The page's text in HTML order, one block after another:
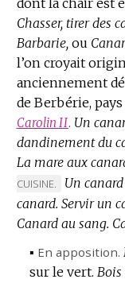
Chasser, tirer des
Barbarie, ou
l’on croyait
anciennement
de Berbérie,
Carolin II. Un
dandinement du
La mare aux
CUISINE. Un
canard. Servir un
Canard au sang.
▪ En apposition.
sur le vert. Bois